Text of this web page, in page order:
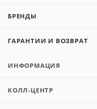
БРЕНДЫ
ГАРАНТИИ И ВОЗВРАТ
ИНФОРМАЦИЯ
КОЛЛ-ЦЕНТР